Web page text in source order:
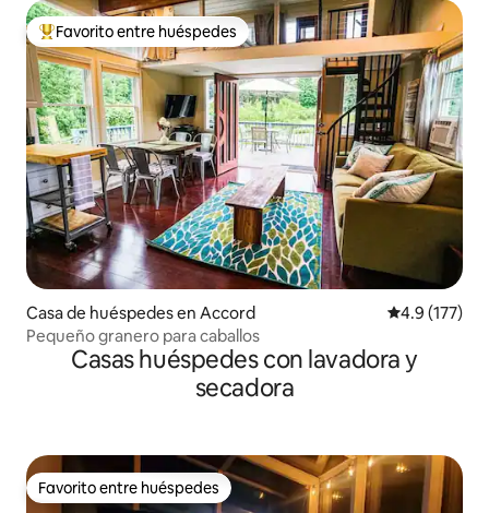
De los mejores en Favorito entre huéspedes
Favorito entre huéspedes
Casa de huéspedes en Accord Calificación
4.9 (177)
Pequeño granero para caballos
Casas huéspedes con lavadora y
secadora
Favorito entre huéspedes
Favorito entre huéspedes